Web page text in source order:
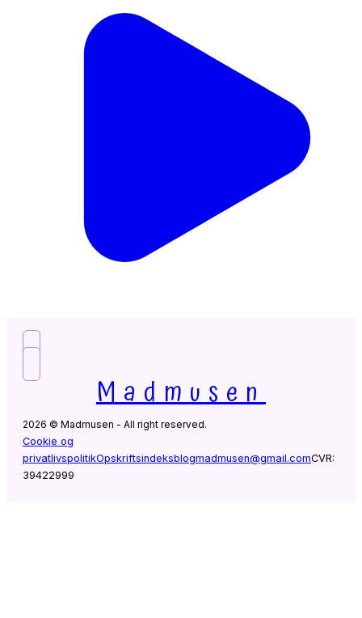
Madmusen
2026 © Madmusen - All right reserved.
Cookie og
privatlivspolitikOpskriftsindeksblogmadmusen@gmail.comCVR:
39422999